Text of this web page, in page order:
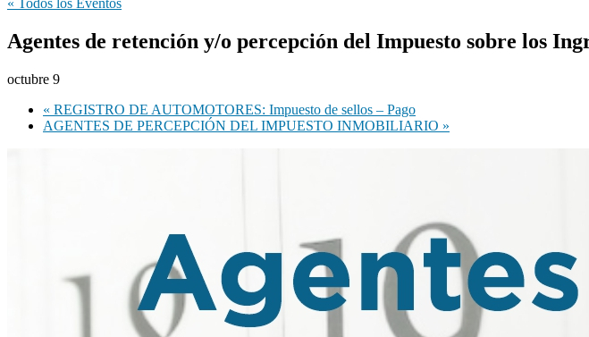
« Todos los Eventos
Agentes de retención y/o percepción del Impuesto sobre los
octubre 9
« REGISTRO DE AUTOMOTORES: Impuesto de sellos – Pago
AGENTES DE PERCEPCIÓN DEL IMPUESTO INMOBILIARIO »